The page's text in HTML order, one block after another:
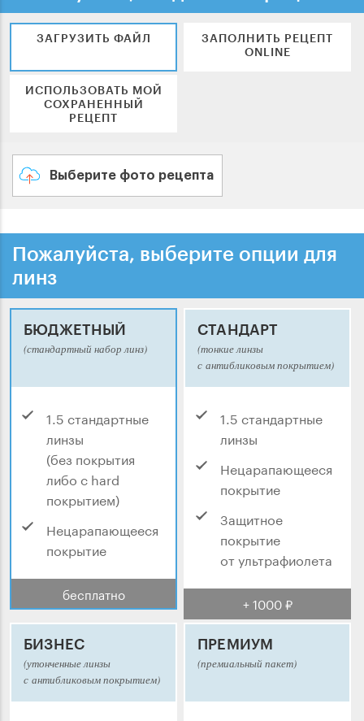
ЗАГРУЗИТЬ ФАЙЛ
ЗАПОЛНИТЬ РЕЦЕПТ
ONLINE
ИСПОЛЬЗОВАТЬ МОЙ
СОХРАНЕННЫЙ
РЕЦЕПТ
Выберите фото рецепта
Пожалуйста, выберите опции для
линз
БЮДЖЕТНЫЙ
(стандартный набор линз)
1.5 стандартные
линзы
(без покрытия
либо с hard
покрытием)
Нецарапающееся
покрытие
бесплатно
СТАНДАРТ
(тонкие линзы
с антибликовым покрытием)
1.5 стандартные
линзы
Нецарапающееся
покрытие
Защитное
покрытие
от ультрафиолета
+ 1000 ₽
БИЗНЕС
(утонченные линзы
с антибликовым покрытием)
ПРЕМИУМ
(премиальный пакет)